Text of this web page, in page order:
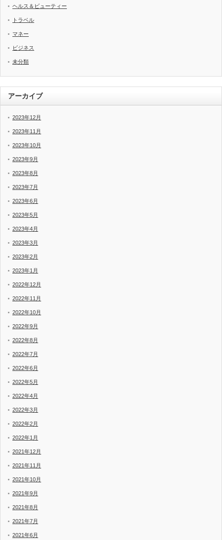
ヘルス＆ビューティー
トラベル
マネー
ビジネス
未分類
アーカイブ
2023年12月
2023年11月
2023年10月
2023年9月
2023年8月
2023年7月
2023年6月
2023年5月
2023年4月
2023年3月
2023年2月
2023年1月
2022年12月
2022年11月
2022年10月
2022年9月
2022年8月
2022年7月
2022年6月
2022年5月
2022年4月
2022年3月
2022年2月
2022年1月
2021年12月
2021年11月
2021年10月
2021年9月
2021年8月
2021年7月
2021年6月